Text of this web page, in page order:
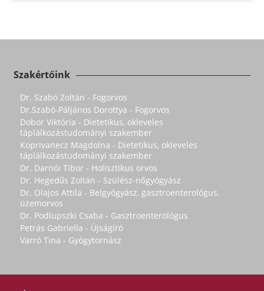
Szakértőink
Dr. Szabó Zoltán - Fogorvos
Dr.Szabó-Páljános Dorottya - Fogorvos
Dobor Viktória - Dietetikus, okleveles
táplálkozástudományi szakember
Koprivanecz Magdolna - Dietetikus, okleveles
táplálkozástudományi szakember
Dr. Darnói Tibor - Holisztikus orvos
Dr. Hegedűs Zoltán - Szülész-nőgyógyász
Dr. Olajos Attila - Belgyógyász, gasztroenterológus,
üzemorvos
Dr. Podlupszki Csaba - Gasztroenterológus
Petrás Gabriella - Újságíró
Varró Tina - Gyógytornász